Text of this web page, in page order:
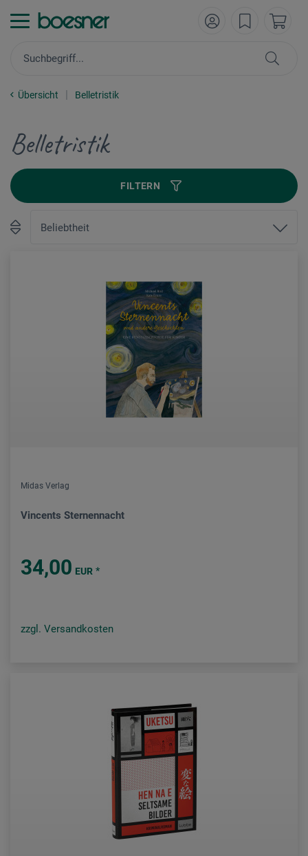
Übersicht Belletristik
Belletristik
FILTERN
Midas Verlag
Vincents Sternennacht
34,00 EUR *
zzgl. Versandkosten